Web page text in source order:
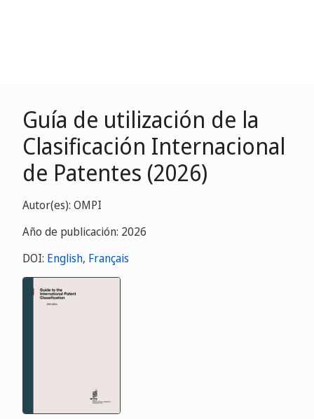
Guía de utilización de la
Clasificación Internacional
de Patentes (2026)
Autor(es): OMPI
Año de publicación: 2026
DOI: English, Français